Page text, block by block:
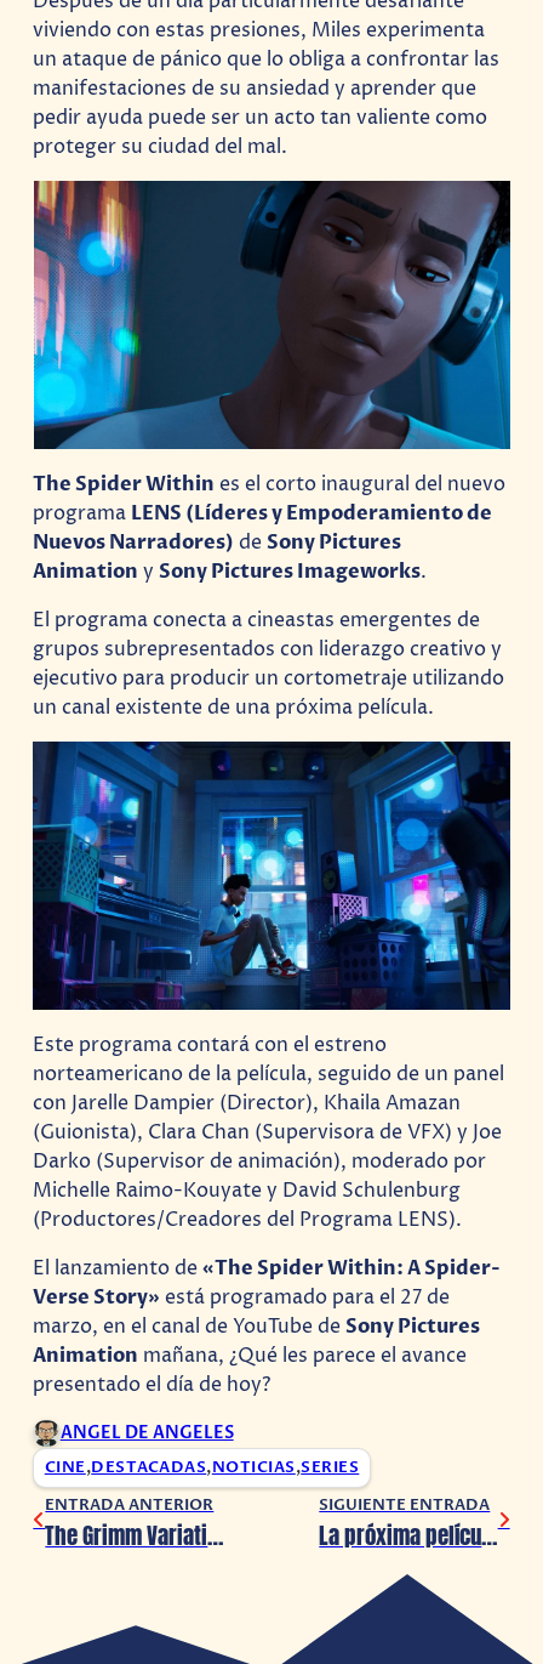
viviendo con estas presiones, Miles experimenta
un ataque de pánico que lo obliga a confrontar las
manifestaciones de su ansiedad y aprender que
pedir ayuda puede ser un acto tan valiente como
proteger su ciudad del mal.
The Spider Within es el corto inaugural del nuevo
programa LENS (Líderes y Empoderamiento de
Nuevos Narradores) deSony Pictures
Animation ySony Pictures Imageworks.
El programa conecta a cineastas emergentes de
grupos subrepresentados con liderazgo creativo y
ejecutivo para producir un cortometraje utilizando
un canal existente de una próxima película.
Este programa contará con el estreno
norteamericano de la película, seguido de un panel
con Jarelle Dampier (Director), Khaila Amazan
(Guionista), Clara Chan (Supervisora de VFX) y Joe
Darko (Supervisor de animación), moderado por
Michelle Raimo-Kouyate y David Schulenburg
(Productores/Creadores del Programa LENS).
El lanzamiento de«The Spider Within: A Spider-
Verse Story» está programado para el 27 de
marzo, en el canal de YouTube deSony Pictures
Animation mañana, ¿Qué les parece el avance
presentado el día de hoy?
ANGEL DE ANGELES
CINE,DESTACADAS,NOTICIAS,SERIES
ENTRADA ANTERIOR
The Grimm Variations: Netflix presenta un avance de su próximo anime, llegará el 17 de abril
SIGUIENTE ENTRADA
La próxima película de Piratas del Caribe será un Reboot